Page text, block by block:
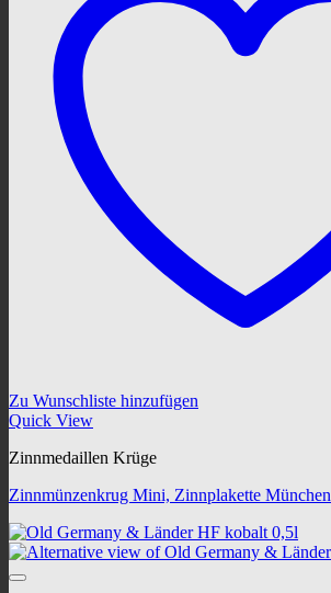
Zu Wunschliste hinzufügen
Quick View
Zinnmedaillen Krüge
Zinnmünzenkrug Mini, Zinnplakette München